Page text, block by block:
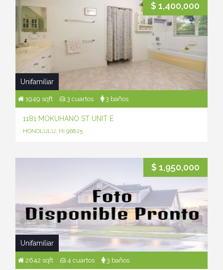
$ 1,400,000
Unifamiliar
1949 sqft 3 cuartos 3 baños
1181 MOKUHANO ST UNIT E
HONOLULU, HI 96825
$ 1,950,000
Unifamiliar
2642 sqft 4 cuartos 3 baños